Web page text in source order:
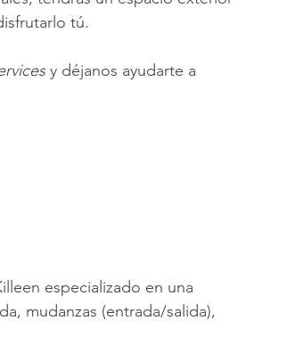
tú.
y déjanos ayudarte a
especializado en una
mudanzas (entrada/salida),